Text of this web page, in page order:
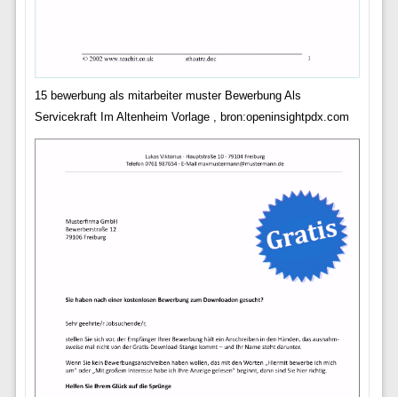
15 bewerbung als mitarbeiter muster Bewerbung Als
Servicekraft Im Altenheim Vorlage , bron:openinsightpdx.com